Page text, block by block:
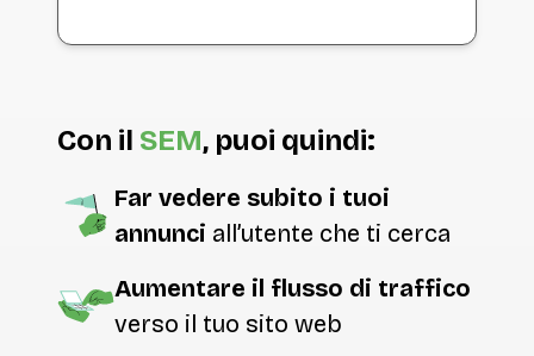
Con il SEM, puoi quindi:
Far vedere subito i tuoi
annunci all’utente che ti cerca
Aumentare il flusso di traffico
verso il tuo sito web